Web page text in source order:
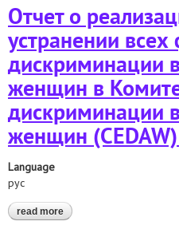
Отчет о
устранении
дискриминации
женщин в
дискриминации
женщин
Language
рус
read more about отчет о
форм дискриминации в